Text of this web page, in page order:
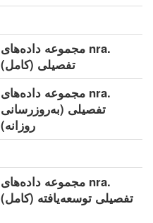
.nra مجموعه داده‌های
تفصیلی (کامل)
.nra مجموعه داده‌های
تفصیلی (به‌روزرسانی
روزانه)
.nra مجموعه داده‌های
تفصیلی توسعه‌یافته (کامل)